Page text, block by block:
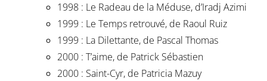
1998 : Le Radeau de la Méduse, d’Iradj Azimi
1999 : Le Temps retrouvé, de Raoul Ruiz
1999 : La Dilettante, de Pascal Thomas
2000 : T’aime, de Patrick Sébastien
2000 : Saint-Cyr, de Patricia Mazuy